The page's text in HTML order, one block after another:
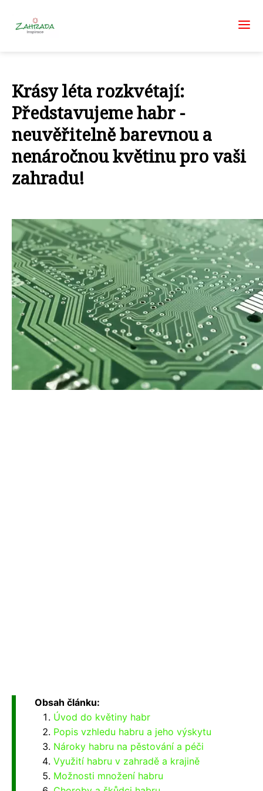
Krásy léta rozkvétají:
Představujeme habr -
neuvěřitelně barevnou a
nenáročnou květinu pro vaši
zahradu!
Obsah článku:
Úvod do květiny habr
Popis vzhledu habru a jeho výskytu
Nároky habru na pěstování a péči
Využití habru v zahradě a krajině
Možnosti množení habru